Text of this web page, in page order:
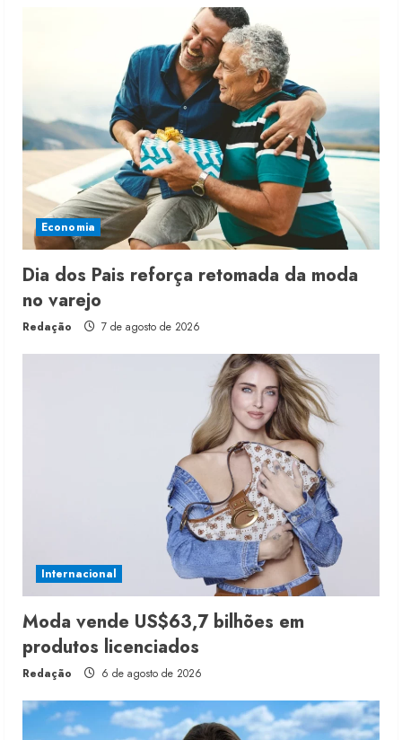
Economia
Dia dos Pais reforça retomada da moda
no varejo
Redação 7 de agosto de 2026
Internacional
Moda vende US$63,7 bilhões em
produtos licenciados
Redação 6 de agosto de 2026